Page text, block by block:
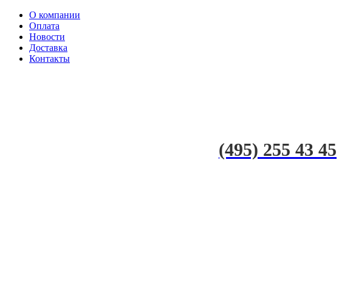
О компании
Оплата
Новости
Доставка
Контакты
(495) 255 43 45